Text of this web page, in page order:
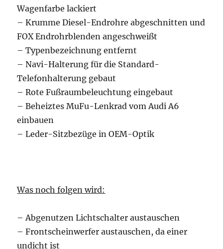
Wagenfarbe lackiert
– Krumme Diesel-Endrohre abgeschnitten und
FOX Endrohrblenden angeschweißt
– Typenbezeichnung entfernt
– Navi-Halterung für die Standard-
Telefonhalterung gebaut
– Rote Fußraumbeleuchtung eingebaut
– Beheiztes MuFu-Lenkrad vom Audi A6
einbauen
– Leder-Sitzbezüge in OEM-Optik
Was noch folgen wird:
– Abgenutzen Lichtschalter austauschen
– Frontscheinwerfer austauschen, da einer
undicht ist